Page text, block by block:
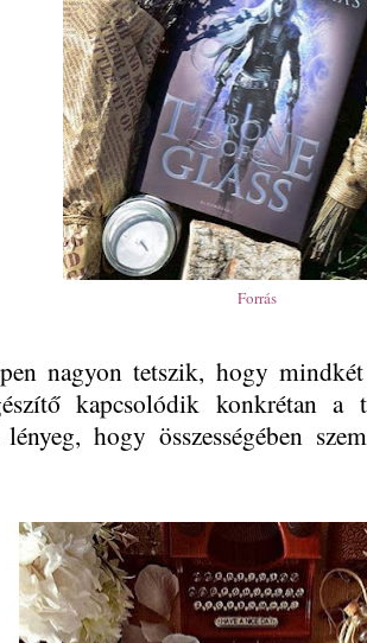
Forrás
nagyon tetszik, hogy
kapcsolódik konkrétan a
hogy összességében